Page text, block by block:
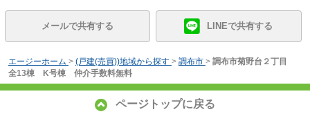
メールで共有する LINEで共有する
エージーホーム > (戸建(売買))地域から探す > 調布市 > 調布市菊野台２丁目
全13棟 K号棟 仲介手数料無料
ページトップに戻る